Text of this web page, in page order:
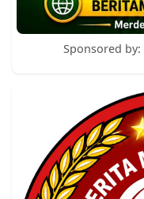
Sponsored by: